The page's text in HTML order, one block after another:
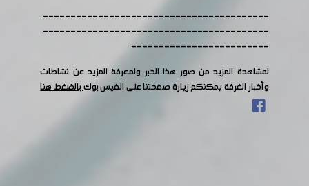
-----------------------------------------
-----------------------------------------
-------------------------
لمشاهدة المزيد من صور هذا الخبر ولمعرفة المزيد عن نشاطات
وأخبار الغرفة يمكنكم زيارة صفحتنا على الفيس بوكبالضغط هنا